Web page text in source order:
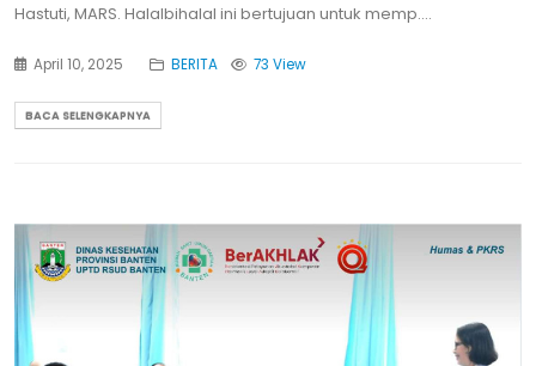
Hastuti, MARS. Halalbihalal ini bertujuan untuk memp....
April 10, 2025 BERITA 73 View
BACA SELENGKAPNYA